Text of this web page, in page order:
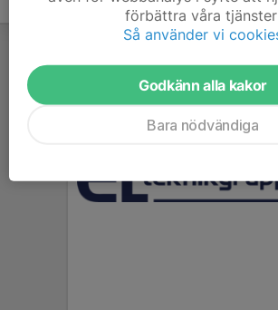
förbättra våra
Så använder vi
Godkänn alla kakor
Bara nödvändiga